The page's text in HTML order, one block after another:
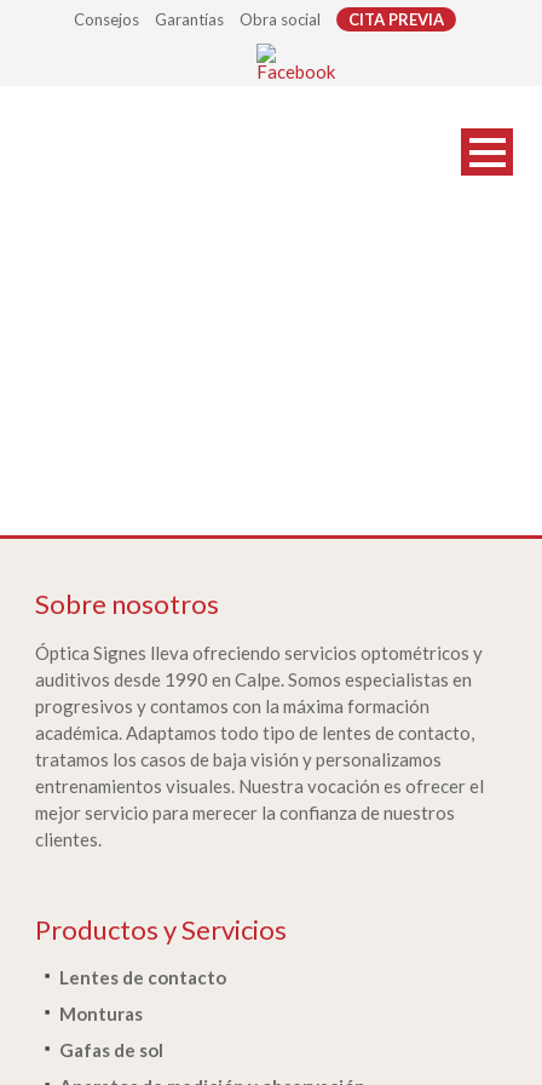
Consejos Garantías Obra social CITA PREVIA
Sobre nosotros
Óptica Signes lleva ofreciendo servicios optométricos y
auditivos desde 1990 en Calpe. Somos especialistas en
progresivos y contamos con la máxima formación
académica. Adaptamos todo tipo de lentes de contacto,
tratamos los casos de baja visión y personalizamos
entrenamientos visuales. Nuestra vocación es ofrecer el
mejor servicio para merecer la confianza de nuestros
clientes.
Productos y Servicios
Lentes de contacto
Monturas
Gafas de sol